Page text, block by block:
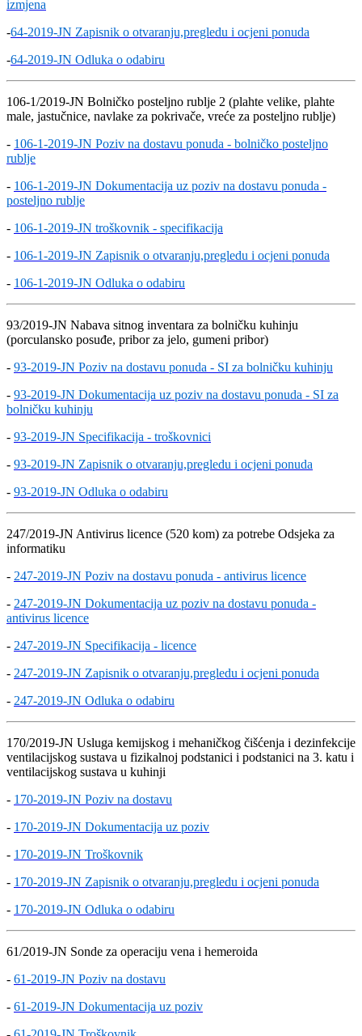
izmjena
-64-2019-JN Zapisnik o otvaranju,pregledu i ocjeni ponuda
-64-2019-JN Odluka o odabiru
106-1/2019-JN Bolničko posteljno rublje 2 (plahte velike, plahte
male, jastučnice, navlake za pokrivače, vreće za posteljno rublje)
- 106-1-2019-JN Poziv na dostavu ponuda - bolničko posteljno
rublje
- 106-1-2019-JN Dokumentacija uz poziv na dostavu ponuda -
posteljno rublje
- 106-1-2019-JN troškovnik - specifikacija
- 106-1-2019-JN Zapisnik o otvaranju,pregledu i ocjeni ponuda
- 106-1-2019-JN Odluka o odabiru
93/2019-JN Nabava sitnog inventara za bolničku kuhinju
(porculansko posuđe, pribor za jelo, gumeni pribor)
- 93-2019-JN Poziv na dostavu ponuda - SI za bolničku kuhinju
- 93-2019-JN Dokumentacija uz poziv na dostavu ponuda - SI za
bolničku kuhinju
- 93-2019-JN Specifikacija - troškovnici
- 93-2019-JN Zapisnik o otvaranju,pregledu i ocjeni ponuda
- 93-2019-JN Odluka o odabiru
247/2019-JN Antivirus licence (520 kom) za potrebe Odsjeka za
informatiku
- 247-2019-JN Poziv na dostavu ponuda - antivirus licence
- 247-2019-JN Dokumentacija uz poziv na dostavu ponuda -
antivirus licence
- 247-2019-JN Specifikacija - licence
- 247-2019-JN Zapisnik o otvaranju,pregledu i ocjeni ponuda
- 247-2019-JN Odluka o odabiru
170/2019-JN Usluga kemijskog i mehaničkog čišćenja i dezinfekcije
ventilacijskog sustava u fizikalnoj podstanici i podstanici na 3. katu i
ventilacijskog sustava u kuhinji
- 170-2019-JN Poziv na dostavu
- 170-2019-JN Dokumentacija uz poziv
- 170-2019-JN Troškovnik
- 170-2019-JN Zapisnik o otvaranju,pregledu i ocjeni ponuda
- 170-2019-JN Odluka o odabiru
61/2019-JN Sonde za operaciju vena i hemeroida
- 61-2019-JN Poziv na dostavu
- 61-2019-JN Dokumentacija uz poziv